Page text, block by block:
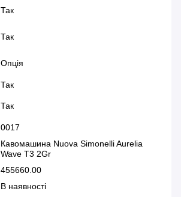
Так
Так
Опція
Так
Так
0017
Кавомашина Nuova Simonelli Aurelia
Wave T3 2Gr
455660.00
В наявності